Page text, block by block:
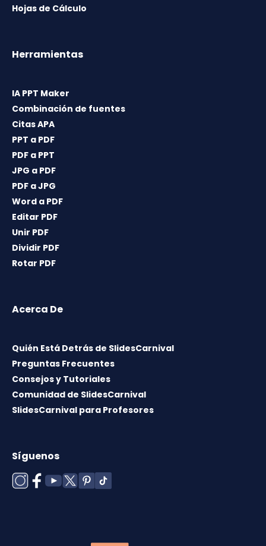
Hojas de Cálculo
Herramientas
IA PPT Maker
Combinación de fuentes
Citas APA
PPT a PDF
PDF a PPT
JPG a PDF
PDF a JPG
Word a PDF
Editar PDF
Unir PDF
Dividir PDF
Rotar PDF
Acerca De
Quién Está Detrás de SlidesCarnival
Preguntas Frecuentes
Consejos y Tutoriales
Comunidad de SlidesCarnival
SlidesCarnival para Profesores
Síguenos